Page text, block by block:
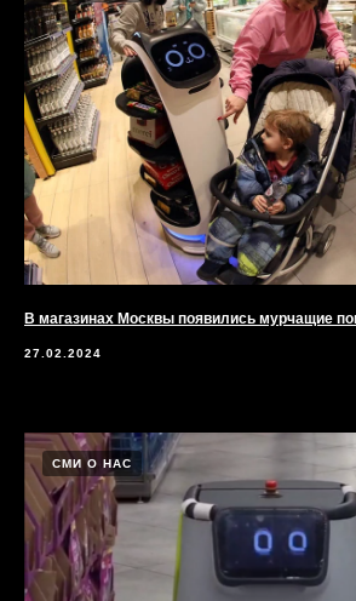
В магазинах Москвы появились мурчащие
27.02.2024
СМИ О НАС